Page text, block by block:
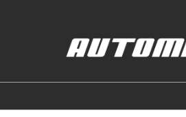
conteúdo